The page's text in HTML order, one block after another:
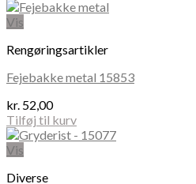
Vis
Rengøringsartikler
Fejebakke metal 15853
kr. 52,00
Tilføj til kurv
Vis
Diverse